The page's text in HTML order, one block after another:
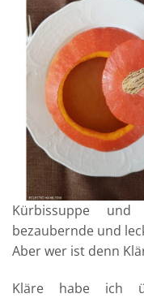
Kürbissuppe
bezaubernde und
Aber wer ist denn
Kläre habe ich